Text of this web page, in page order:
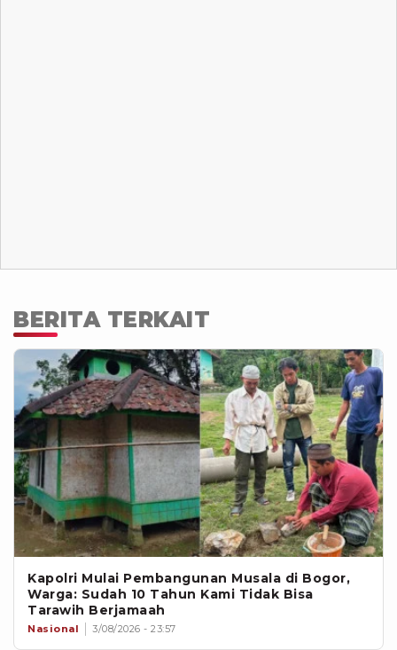
BERITA TERKAIT
Kapolri Mulai Pembangunan Musala di Bogor,
Warga: Sudah 10 Tahun Kami Tidak Bisa
Tarawih Berjamaah
Nasional 3/08/2026 - 23:57